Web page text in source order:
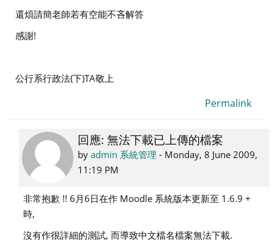
還煩請簡老師若有空能不吝解答
感謝!
公行系行政法(下)TA敬上
Permalink
In
reply
to
黃
強
回應: 無法下載已上傳的檔案
byadmin 系統管理 - Monday, 8 June 2009,
11:19 PM
非常抱歉 !! 6月6日在作 Moodle 系統版本更新至 1.6.9 +
時,
沒有作很詳細的測試, 而導致中文檔名檔案無法下載.